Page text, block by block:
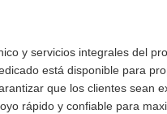
y servicios integrales del
está disponible para
que los clientes sean
rápido y confiable para